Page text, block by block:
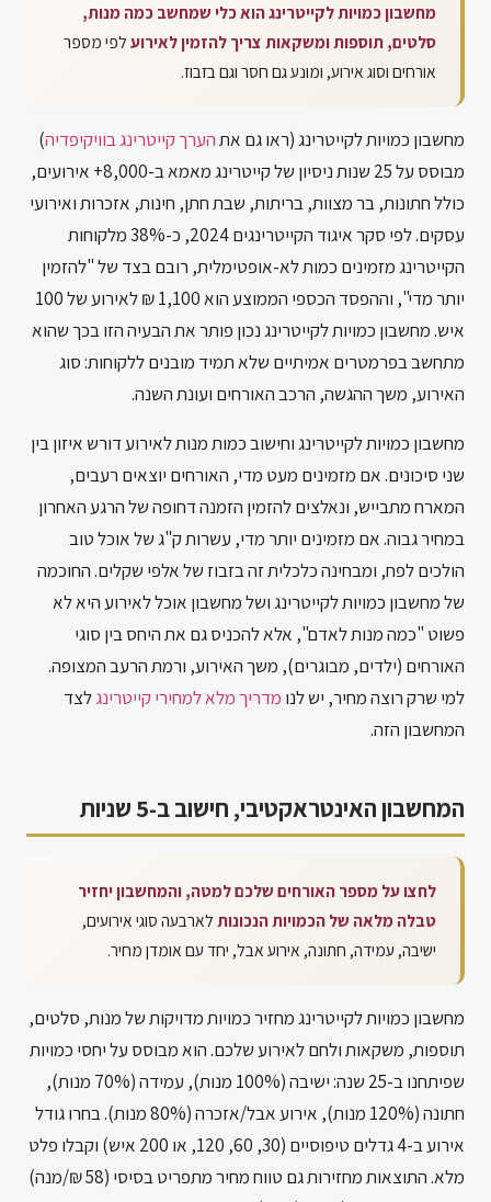
מחשבון כמויות לקייטרינג הוא כלי שמחשב כמה מנות,
סלטים, תוספות ומשקאות צריך להזמין לאירועלפי מספר
אורחים וסוג אירוע, ומונע גם חסר וגם בזבוז.
מחשבון כמויות לקייטרינג (ראו גם אתהערך קייטרינג בוויקיפדיה)
מבוסס על 25 שנות ניסיון של קייטרינג מאמא ב-8,000+ אירועים,
כולל חתונות, בר מצוות, בריתות, שבת חתן, חינות, אזכרות ואירועי
עסקים. לפי סקר איגוד הקייטרינגים 2024, כ-38% מלקוחות
הקייטרינג מזמינים כמות לא-אופטימלית, רובם בצד של "להזמין
יותר מדי", וההפסד הכספי הממוצע הוא 1,100 ₪ לאירוע של 100
איש. מחשבון כמויות לקייטרינג נכון פותר את הבעיה הזו בכך שהוא
מתחשב בפרמטרים אמיתיים שלא תמיד מובנים ללקוחות: סוג
האירוע, משך ההגשה, הרכב האורחים ועונת השנה.
מחשבון כמויות לקייטרינג וחישוב כמות מנות לאירוע דורש איזון בין
שני סיכונים. אם מזמינים מעט מדי, האורחים יוצאים רעבים,
המארח מתבייש, ונאלצים להזמין הזמנה דחופה של הרגע האחרון
במחיר גבוה. אם מזמינים יותר מדי, עשרות ק"ג של אוכל טוב
הולכים לפח, ומבחינה כלכלית זה בזבוז של אלפי שקלים. החוכמה
של מחשבון כמויות לקייטרינג ושל מחשבון אוכל לאירוע היא לא
פשוט "כמה מנות לאדם", אלא להכניס גם את היחס בין סוגי
האורחים (ילדים, מבוגרים), משך האירוע, ורמת הרעב המצופה.
למי שרק רוצה מחיר, יש לנומדריך מלא למחירי קייטרינגלצד
המחשבון הזה.
המחשבון האינטראקטיבי, חישוב ב-5 שניות
לחצו על מספר האורחים שלכם למטה, והמחשבון יחזיר
טבלה מלאה של הכמויות הנכונותלארבעה סוגי אירועים,
ישיבה, עמידה, חתונה, אירוע אבל, יחד עם אומדן מחיר.
מחשבון כמויות לקייטרינג מחזיר כמויות מדויקות של מנות, סלטים,
תוספות, משקאות ולחם לאירוע שלכם. הוא מבוסס על יחסי כמויות
שפיתחנו ב-25 שנה: ישיבה (100% מנות), עמידה (70% מנות),
חתונה (120% מנות), אירוע אבל/אזכרה (80% מנות). בחרו גודל
אירוע ב-4 גדלים טיפוסיים (30, 60, 120, או 200 איש) וקבלו פלט
מלא. התוצאות מחזירות גם טווח מחיר מתפריט בסיסי (58 ₪/מנה)